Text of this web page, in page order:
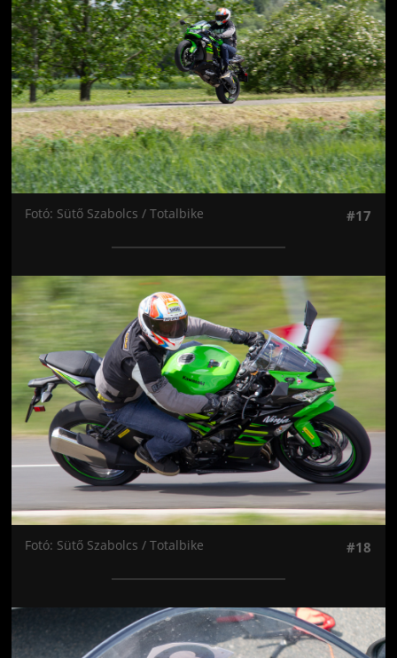
Fotó: Sütő Szabolcs / Totalbike #17
Jön még kép!
Fotó: Sütő Szabolcs / Totalbike #18
Jön még kép!